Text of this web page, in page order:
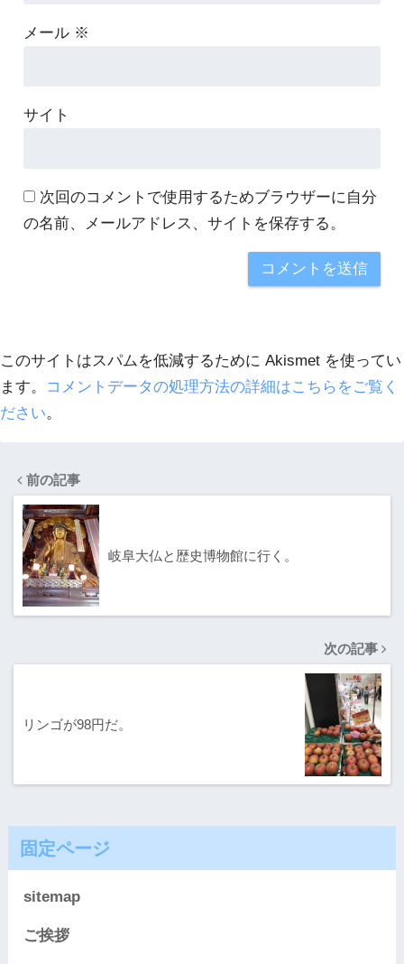
メール ※
サイト
次回のコメントで使用するためブラウザーに自分
の名前、メールアドレス、サイトを保存する。
このサイトはスパムを低減するために Akismet を使ってい
ます。
コメントデータの処理方法の詳細はこちらをご覧く
ださい。
前の記事
岐阜大仏と歴史博物館に行く。
次の記事
リンゴが98円だ。
固定ページ
sitemap
ご挨拶